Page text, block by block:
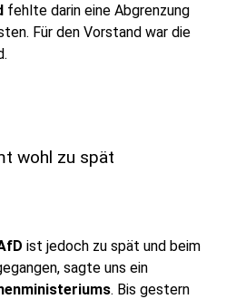
fehlte darin eine Abgrenzung
Für den Vorstand war die
wohl zu spät
ist jedoch zu spät und beim
sagte uns ein
. Bis gestern